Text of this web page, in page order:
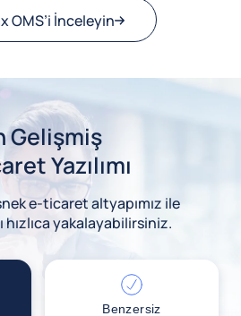
OMS’i İnceleyin
Gelişmiş
Yazılımı
e-ticaret altyapımız ile
hızlıca yakalayabilirsiniz.
Benzersiz